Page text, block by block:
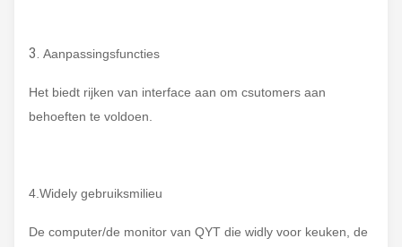
3. Aanpassingsfuncties
Het biedt rijken van interface aan om csutomers aan
behoeften te voldoen.
4.Widely gebruiksmilieu
De computer/de monitor van QYT die widly voor keuken, de